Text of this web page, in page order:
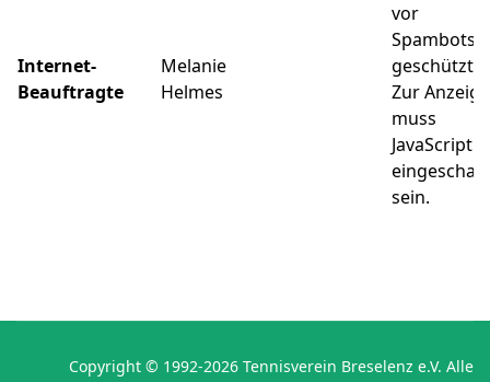
Internet-
Beauftragte
Melanie
Helmes
vor
Spambots
geschützt!
Zur Anzeige
muss
JavaScript
sein.
Copyright © 1992-2026 Tennisverein Breselenz e.V. Alle